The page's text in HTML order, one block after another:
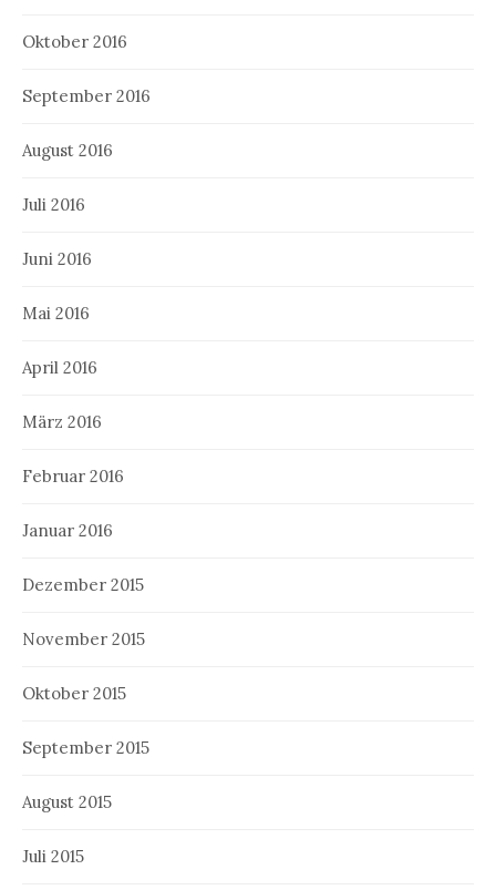
Oktober 2016
September 2016
August 2016
Juli 2016
Juni 2016
Mai 2016
April 2016
März 2016
Februar 2016
Januar 2016
Dezember 2015
November 2015
Oktober 2015
September 2015
August 2015
Juli 2015